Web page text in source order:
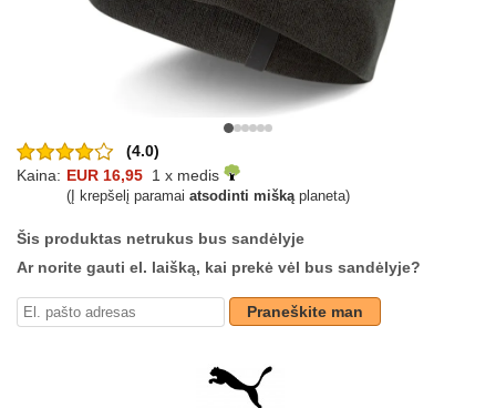
(4.0)
Kaina: EUR 16,95 1 x medis
(Į krepšelį paramai atsodinti miškąplaneta)
Šis produktas netrukus bus sandėlyje
Ar norite gauti el. laišką, kai prekė vėl bus sandėlyje?
Praneškite man